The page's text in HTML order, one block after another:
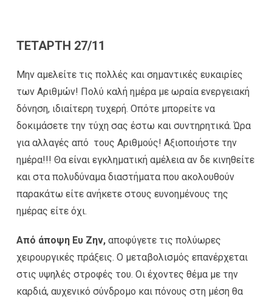
ΤΕΤΑΡΤΗ 27/11
Μην αμελείτε τις πολλές και σημαντικές ευκαιρίες
των Αριθμών! Πολύ καλή ημέρα με ωραία ενεργειακή
δόνηση, ιδιαίτερη τυχερή. Οπότε μπορείτε να
δοκιμάσετε την τύχη σας έστω και συντηρητικά. Ώρα
για αλλαγές από τους Αριθμούς! Αξιοποιήστε την
ημέρα!!! Θα είναι εγκληματική αμέλεια αν δε κινηθείτε
και στα πολυδύναμα διαστήματα που ακολουθούν
παρακάτω είτε ανήκετε στους ευνοημένους της
ημέρας είτε όχι.
Από άποψη Ευ Ζην, αποφύγετε τις πολύωρες
χειρουργικές πράξεις. Ο μεταβολισμός επανέρχεται
στις υψηλές στροφές του. Οι έχοντες θέμα με την
καρδιά, αυχενικό σύνδρομο και πόνους στη μέση θα